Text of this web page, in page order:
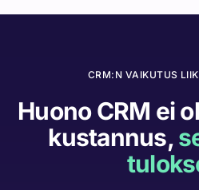
CRM:N VAIKUTUS
Huono CRM ei
kustannus,